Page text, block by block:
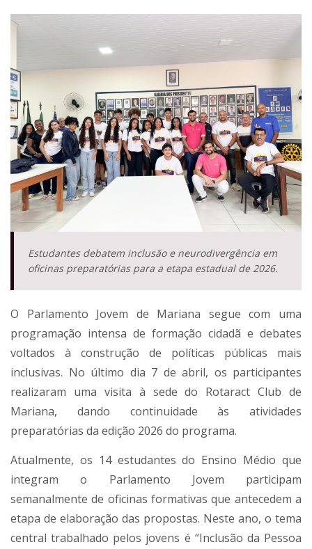
Estudantes debatem inclusão e neurodivergência em
oficinas preparatórias para a etapa estadual de 2026.
O Parlamento Jovem de Mariana segue com uma
programação intensa de formação cidadã e debates
voltados à construção de políticas públicas mais
inclusivas. No último dia 7 de abril, os participantes
realizaram uma visita à sede do Rotaract Club de
Mariana, dando continuidade às atividades
preparatórias da edição 2026 do programa.
Atualmente, os 14 estudantes do Ensino Médio que
integram o Parlamento Jovem participam
semanalmente de oficinas formativas que antecedem a
etapa de elaboração das propostas. Neste ano, o tema
central trabalhado pelos jovens é “Inclusão da Pessoa